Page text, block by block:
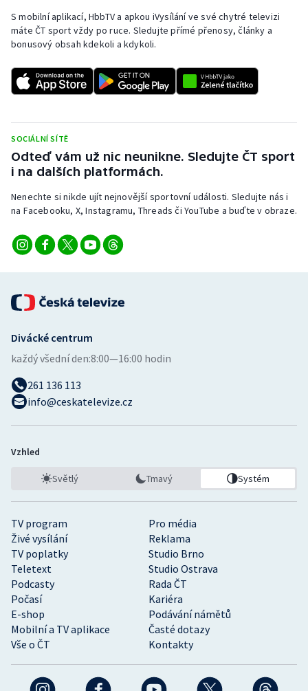
Short track
Sportovní střelba
Stolní tenis
Veslování
Volejbal
Ostatní
S mobilní aplikací, HbbTV a apkou iVysílání ve své chytré televizi
máte ČT sport vždy po ruce. Sledujte přímé přenosy, články a
bonusový obsah kdekoli a kdykoli.
SOCIÁLNÍ SÍTĚ
Odteď vám už nic neunikne. Sledujte ČT sport
i na dalších platformách.
Nenechte si nikde ujít nejnovější sportovní události. Sledujte nás i
na Facebooku, X, Instagramu, Threads či YouTube a buďte v obraze.
TV program
Pro média
Živé vysílání
Reklama
TV poplatky
Studio Brno
Teletext
Studio Ostrava
Podcasty
Rada ČT
Počasí
Kariéra
E-shop
Podávání námětů
Mobilní a TV aplikace
Časté dotazy
Vše o ČT
Kontakty
Divácké centrum
každý všední den:8:00—16:00 hodin
261 136 113
info@ceskatelevize.cz
Vzhled
Světlý Tmavý Systém